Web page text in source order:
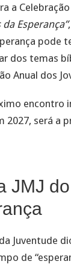
a
Esperança”
pode
dos temas
Anual dos
encontro
2027, será a
JMJ
Juventude
de